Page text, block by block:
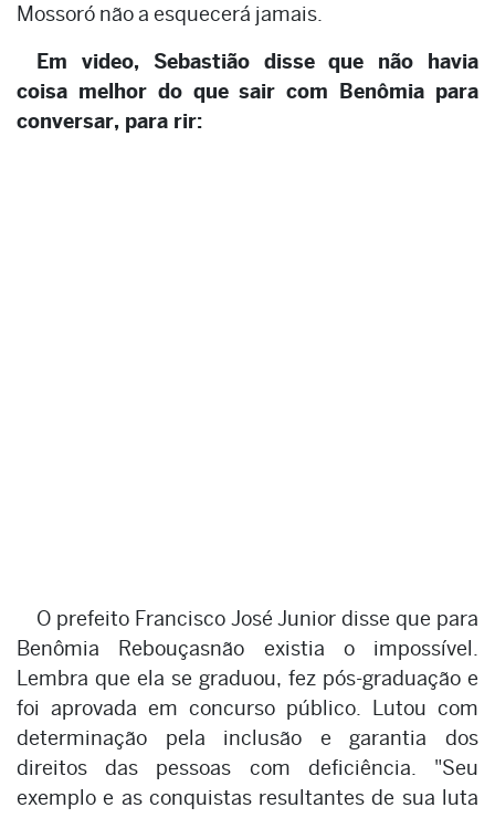
Mossoró não a esquecerá jamais.
Em video, Sebastião disse que não havia
coisa melhor do que sair com Benômia para
conversar, para rir:
O prefeito Francisco José Junior disse que para
Benômia Rebouçasnão existia o impossível.
Lembra que ela se graduou, fez pós-graduação e
foi aprovada em concurso público. Lutou com
determinação pela inclusão e garantia dos
direitos das pessoas com deficiência. "Seu
exemplo e as conquistas resultantes de sua luta